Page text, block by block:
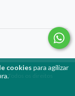
cookies para agilizar
Todos os direitos